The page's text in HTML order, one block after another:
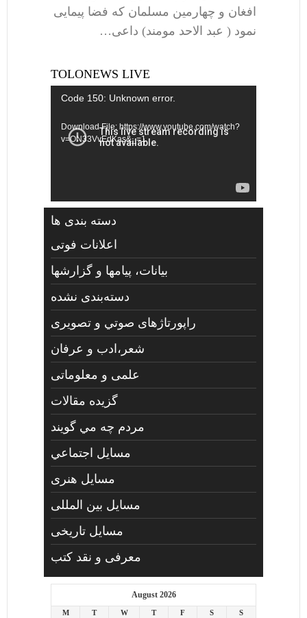
افغان و چهارمین مسلمان که فضا پیمایی
نمود ( عبد الاحد مومند) داعی…
TOLONEWS LIVE
Video
Code 150: Unknown error.
Download File: https://www.youtube.com/watch?
v=ON33VvEdKas&_=1
دسته بندی ها
اعلانات فوتی
بیانات، پیامها و گزارشها
دسته‌بندی نشده
راپورتاژهای صوتي و تصويری
شعر،ادب و عرفان
علمی و معلوماتی
گزیده مقالات
مردم چه مي گويند
مسايل اجتماعي
مسايل هنری
مسایل بین المللی
مسایل تاریخی
معرفی و نقد کتب
August 2026
M T W T F S S